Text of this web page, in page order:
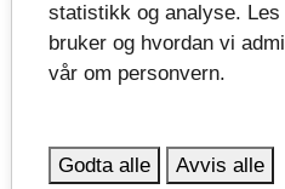
Komplett liste over alle
penger finner du her.
ordinære idrettsanlegg:
statistikk og analyse.
bruker og hvordan vi
vår om personvern.
Godta alle Avvis alle